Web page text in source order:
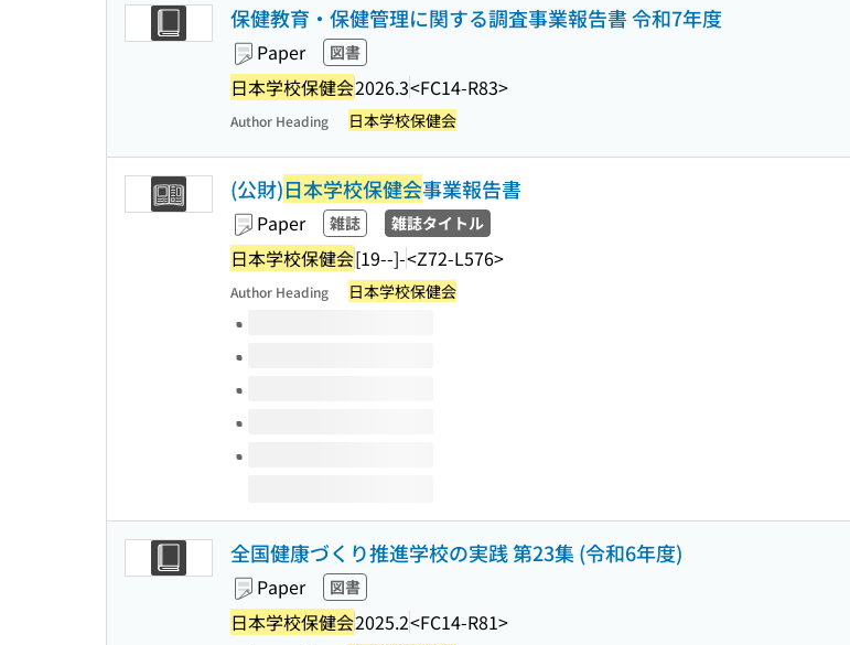
保健教育・保健管理に関する調査事業報告書 令和7年度
Paper 図書
日本学校保健会2026.3<FC14-R83>
Author Heading 日本学校保健会
(公財)日本学校保健会事業報告書
Paper 雑誌 雑誌タイトル
日本学校保健会[19--]-<Z72-L576>
Author Heading 日本学校保健会
Volumes of this title
全国健康づくり推進学校の実践 第23集 (令和6年度)
Paper 図書
日本学校保健会2025.2<FC14-R81>